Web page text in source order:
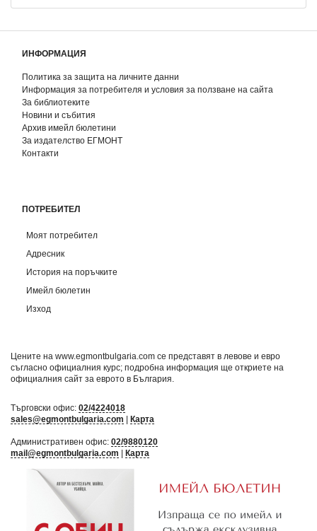
ИНФОРМАЦИЯ
Политика за защита на личните данни
Информация за потребителя и условия за ползване на сайта
За библиотеките
Новини и събития
Архив имейл бюлетини
За издателство ЕГМОНТ
Контакти
ПОТРЕБИТЕЛ
Моят потребител
Адресник
История на поръчките
Имейл бюлетин
Изход
Цените на www.egmontbulgaria.com се представят в левове и евро
съгласно официалния курс; подробна информация ще откриете на
официалния сайт за еврото в България
Търговски офис: 02/4224018
sales@egmontbulgaria.com
Карта
Административен офис: 02/9880120
mail@egmontbulgaria.com
Карта